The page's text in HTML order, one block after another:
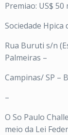
Premiao: US$ 50
Sociedade Hpica
Rua Buruti s/n
Palmeiras –
Campinas/ SP –
–
O So Paulo
meio da Lei